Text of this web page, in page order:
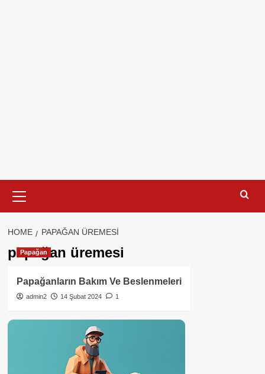
Menu
HOME PAPAĞAN ÜREMESI
papağan üremesi
Papağan
Papağanların Bakım Ve Beslenmeleri
admin2 14 Şubat 2024 1